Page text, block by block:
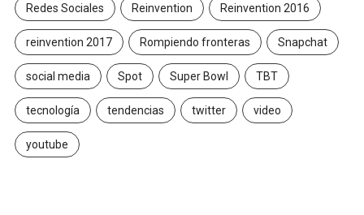
Redes Sociales Reinvention Reinvention 2016
reinvention 2017 Rompiendo fronteras Snapchat
social media Spot Super Bowl TBT
tecnología tendencias twitter video
youtube